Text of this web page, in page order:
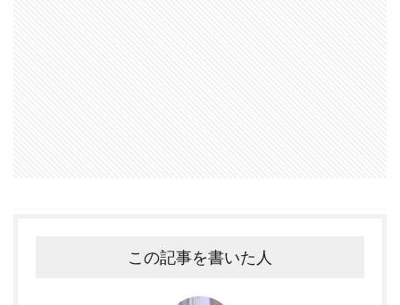
この記事を書いた人